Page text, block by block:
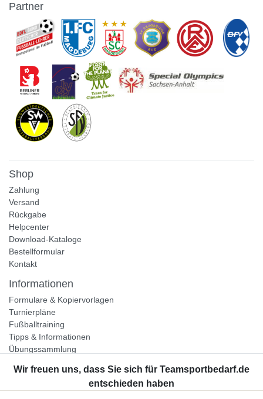
Partner
Shop
Zahlung
Versand
Rückgabe
Helpcenter
Download-Kataloge
Bestellformular
Kontakt
Informationen
Formulare & Kopiervorlagen
Turnierpläne
Fußballtraining
Tipps & Informationen
Übungssammlung
Unternehmen